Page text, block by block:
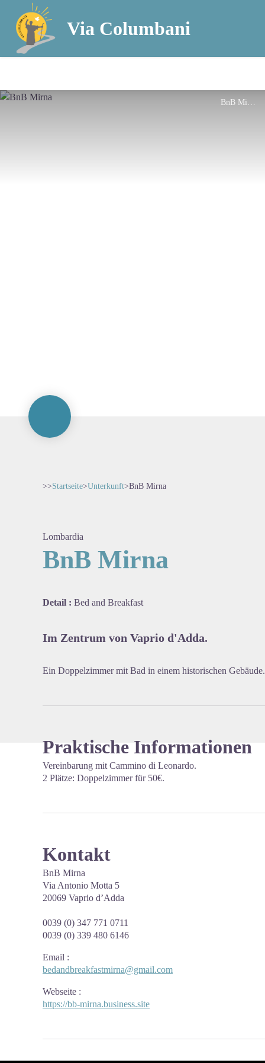
Via Columbani
BnB Mirna
>>Startseite>Unterkunft>BnB Mirna
Lombardia
BnB Mirna
Detail : Bed and Breakfast
Im Zentrum von Vaprio d'Adda.
Ein Doppelzimmer mit Bad in einem historischen Gebäude.
Praktische Informationen
Vereinbarung mit Cammino di Leonardo.
2 Plätze: Doppelzimmer für 50€.
Kontakt
BnB Mirna
Via Antonio Motta 5
20069 Vaprio d’Adda
0039 (0) 347 771 0711
0039 (0) 339 480 6146
Email :
bedandbreakfastmirna@gmail.com
Webseite :
https://bb-mirna.business.site